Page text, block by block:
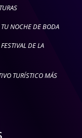
TU NOCHE DE BODA
DE LA
TURÍSTICO MÁS